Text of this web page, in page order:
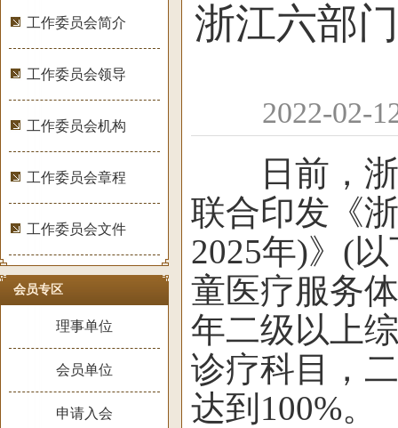
工作委员会简介
工作委员会领导
工作委员会机构
工作委员会章程
工作委员会文件
会员专区
理事单位
会员单位
申请入会
浙江六部
2022-02-
日前，浙
联合印发《
2025年)》(
童医疗服务
年二级以上
诊疗科目，
达到100%。